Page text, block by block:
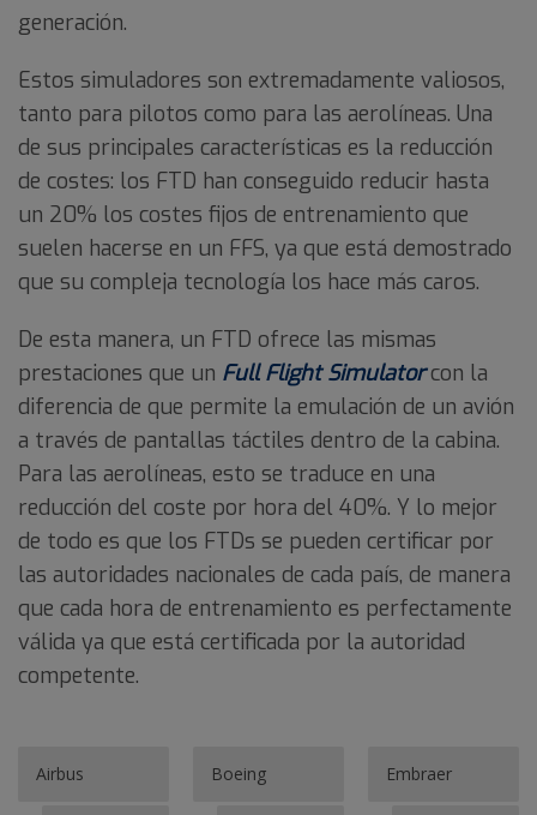
generación.
Estos simuladores son extremadamente valiosos,
tanto para pilotos como para las aerolíneas. Una
de sus principales características es la reducción
de costes: los FTD han conseguido reducir hasta
un 20% los costes fijos de entrenamiento que
suelen hacerse en un FFS, ya que está demostrado
que su compleja tecnología los hace más caros.
De esta manera, un FTD ofrece las mismas
prestaciones que un Full Flight Simulatorcon la
diferencia de que permite la emulación de un avión
a través de pantallas táctiles dentro de la cabina.
Para las aerolíneas, esto se traduce en una
reducción del coste por hora del 40%. Y lo mejor
de todo es que los FTDs se pueden certificar por
las autoridades nacionales de cada país, de manera
que cada hora de entrenamiento es perfectamente
válida ya que está certificada por la autoridad
competente.
Airbus Boeing Embraer